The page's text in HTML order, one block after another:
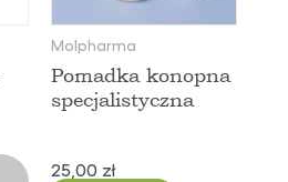
Molpharma
Pomadka konopna
specjalistyczna
25,00 zł